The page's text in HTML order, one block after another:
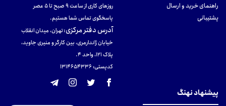
راهنمای خرید و ارسال
پشتیبانی
روزهای کاری از ساعت ۹ صبح تا ۵ عصر
پاسخگوی تماس شما هستیم.
آدرس دفتر مرکزی:تهران، میدان انقلاب
خیابان ژاندارمری، بین کارگر و منیری جاوید،
پلاک 121، واحد ۴.
کدپستی: 131465433۶
پیشنهاد نهنگ